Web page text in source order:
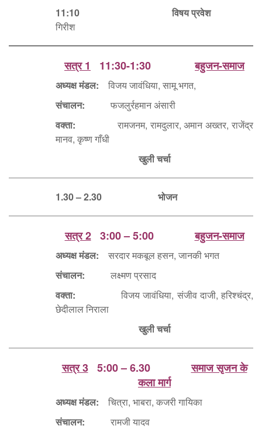
11:10
विषय प्रवेश
गिरीश
सत्र 1 11:30-1:30 बहुजन-समाज
अध्यक्ष मंडल: विजय जावंधिया, सामू भगत,
संचालन: फजलुर्रहमान अंसारी
वक्ता: रामजनम, रामदुलार, अमान अख्तर, राजेंद्र
मानव, कृष्ण गाँधी
खुली चर्चा
1.30 – 2.30 भोजन
सत्र 23:00 – 5:00बहुजन-समाज
अध्यक्ष मंडल: सरदार मकबूल हसन, जानकी भगत
संचालन: लक्ष्मण प्रसाद
वक्ता: विजय जावंधिया, संजीव दाजी, हरिश्चंद्र,
छेदीलाल निराला
खुली चर्चा
सत्र 35:00 – 6.30समाज सृजन के
कला मार्ग
अध्यक्ष मंडल:
चित्रा, भाबरा, कजरी गायिका
संचालन: रामजी यादव